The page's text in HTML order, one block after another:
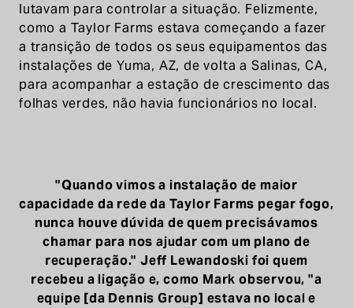
lutavam para controlar a situação. Felizmente,
como a Taylor Farms estava começando a fazer
a transição de todos os seus equipamentos das
instalações de Yuma, AZ, de volta a Salinas, CA,
para acompanhar a estação de crescimento das
folhas verdes, não havia funcionários no local.
"Quando vimos a instalação de maior
capacidade da rede da Taylor Farms pegar fogo,
nunca houve dúvida de quem precisávamos
chamar para nos ajudar com um plano de
recuperação." Jeff Lewandoski foi quem
recebeu a ligação e, como Mark observou, "a
equipe [da Dennis Group] estava no local e